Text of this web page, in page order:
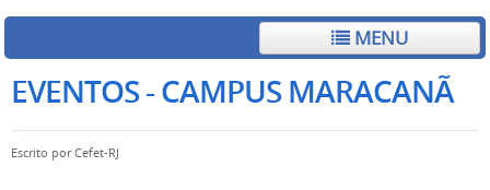
MENU
EVENTOS - CAMPUS MARACANÃ
Escrito porCefet-RJ